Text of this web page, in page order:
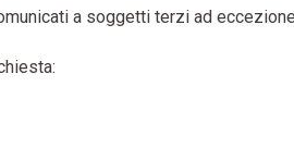
a soggetti terzi ad